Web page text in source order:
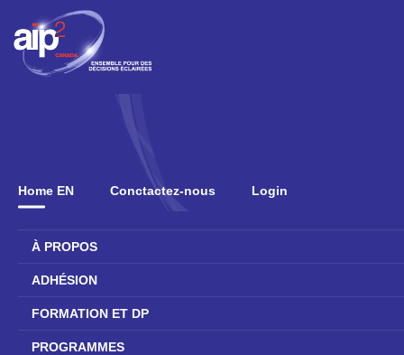
Home EN Conctactez-nous Login
À PROPOS
ADHÉSION
FORMATION ET DP
PROGRAMMES